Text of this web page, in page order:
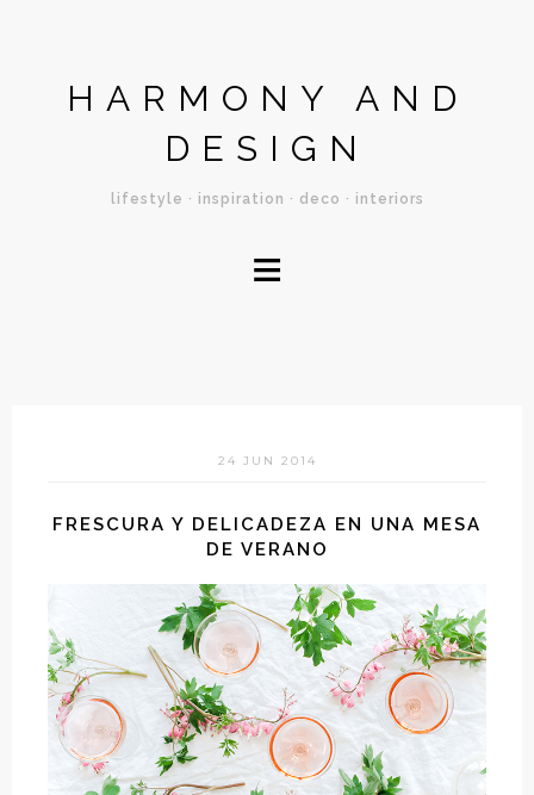
HARMONY AND
DESIGN
lifestyle · inspiration · deco · interiors
≡
24 JUN 2014
FRESCURA Y DELICADEZA EN UNA MESA
DE VERANO